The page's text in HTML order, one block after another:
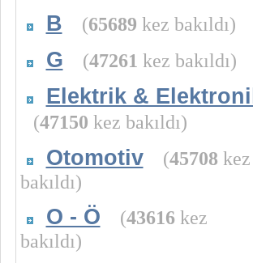
B (65689 kez bakıldı)
G (47261 kez bakıldı)
Elektrik &
(47150 kez bakıldı)
Otomotiv (45708 kez
bakıldı)
O - Ö (43616 kez
bakıldı)